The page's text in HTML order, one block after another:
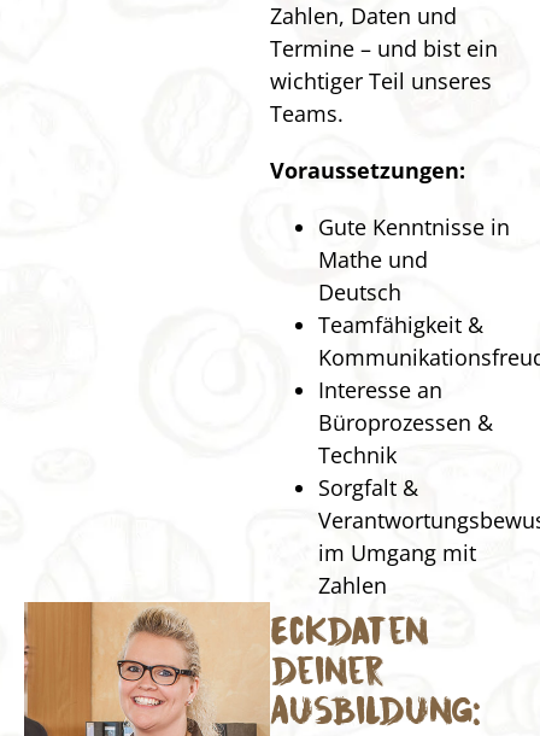
Zahlen, Daten und
Termine – und bist ein
wichtiger Teil unseres
Teams.
Voraussetzungen:
Gute Kenntnisse in
Mathe und
Deutsch
Teamfähigkeit &
Interesse an
Büroprozessen &
Technik
Sorgfalt &
im Umgang mit
Zahlen
Eckdaten
deiner
Ausbildung: